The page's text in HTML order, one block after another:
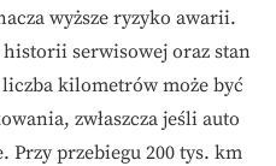
wyższe ryzyko awarii.
serwisowej oraz stan
kilometrów może być
zwłaszcza jeśli auto
Przy przebiegu 200 tys. km